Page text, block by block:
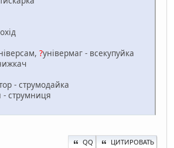
?універмаг - всекупуйка
- струмодайка
- струмниця
QQ ЦИТИРОВАТЬ